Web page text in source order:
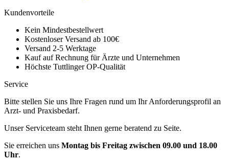
Kundenvorteile
Kein Mindestbestellwert
Kostenloser Versand ab 100€
Versand 2-5 Werktage
Kauf auf Rechnung für Ärzte und Unternehmen
Höchste Tuttlinger OP-Qualität
Service
Bitte stellen Sie uns Ihre Fragen rund um Ihr Anforderungsprofil an
Arzt- und Praxisbedarf.
Unser Serviceteam steht Ihnen gerne beratend zu Seite.
Sie erreichen uns Montag bis Freitag zwischen 09.00 und 18.00
Uhr.